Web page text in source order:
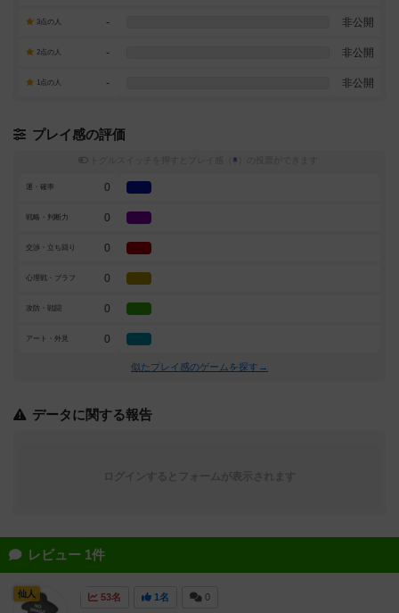
3点の人 - 非公開
2点の人 - 非公開
1点の人 - 非公開
プレイ感の評価
※
運・確率 0
戦略・判断力 0
交渉・立ち回り 0
心理戦・ブラフ 0
攻防・戦闘 0
アート・外見 0
似たプレイ感のゲームを探す→
データに関する報告
レビュー 1件
53名 1名 0
仙人